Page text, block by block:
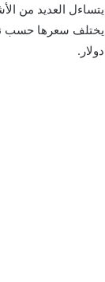
يتساءل العديد من
دولار.